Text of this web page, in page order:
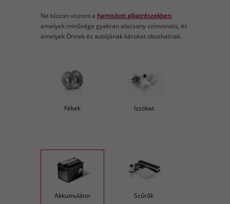
Ne bízzon viszont a hamisított alkatrészekben,
amelyek minősége gyakran alacsony színvonalú, és
amelyek Önnek és autójának károkat okozhatnak.
Fékek Izzókat
Akkumulátor Szűrők